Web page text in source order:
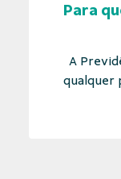
Para
A
qualquer